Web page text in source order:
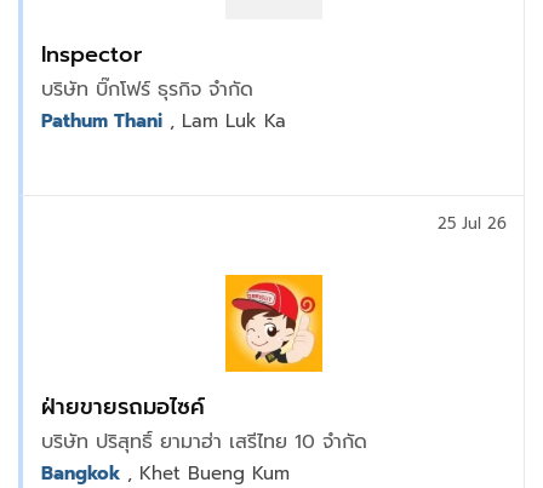
Inspector
บริษัท บิ๊กโฟร์ ธุรกิจ จำกัด
Pathum Thani , Lam Luk Ka
ฝ่ายขายรถมอไซค์
บริษัท ปริสุทธิ์ ยามาฮ่า เสรีไทย 10 จำกัด
25 Jul 26
Bangkok , Khet Bueng Kum